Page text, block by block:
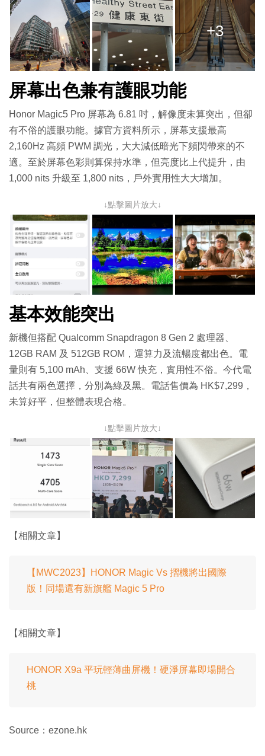
+3
屏幕出色兼有護眼功能
Honor Magic5 Pro 屏幕為 6.81 吋，解像度未算突出，但卻
有不俗的護眼功能。據官方資料所示，屏幕支援最高
2,160Hz 高頻 PWM 調光，大大減低暗光下頻閃帶來的不
適。至於屏幕色彩則算保持水準，但亮度比上代提升，由
1,000 nits 升級至 1,800 nits，戶外實用性大大增加。
↓點擊圖片放大↓
基本效能突出
新機但搭配 Qualcomm Snapdragon 8 Gen 2 處理器、
12GB RAM 及 512GB ROM，運算力及流暢度都出色。電
量則有 5,100 mAh、支援 66W 快充，實用性不俗。今代電
話共有兩色選擇，分別為綠及黑。電話售價為 HK$7,299，
未算好平，但整體表現合格。
↓點擊圖片放大↓
【相關文章】
【MWC2023】HONOR Magic Vs 摺機將出國際
版！同場還有新旗艦 Magic 5 Pro
【相關文章】
HONOR X9a 平玩輕薄曲屏機！硬淨屏幕即場開合
桃
Source：ezone.hk